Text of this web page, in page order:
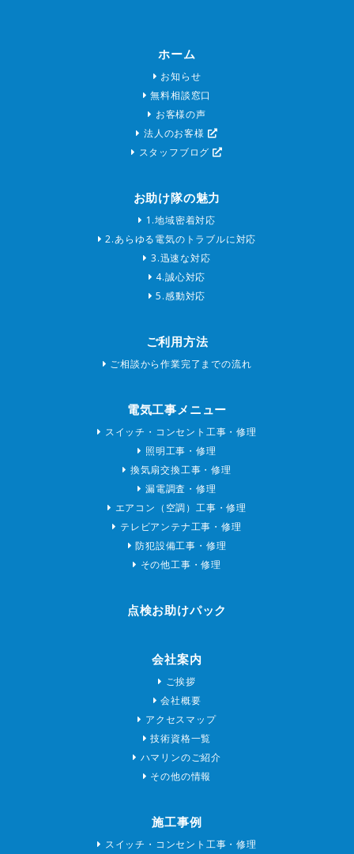
ホーム
お知らせ
無料相談窓口
お客様の声
法人のお客様
スタッフブログ
お助け隊の魅力
1.地域密着対応
2.あらゆる電気のトラブルに対応
3.迅速な対応
4.誠心対応
5.感動対応
ご利用方法
ご相談から作業完了までの流れ
電気工事メニュー
スイッチ・コンセント工事・修理
照明工事・修理
換気扇交換工事・修理
漏電調査・修理
エアコン（空調）工事・修理
テレビアンテナ工事・修理
防犯設備工事・修理
その他工事・修理
点検お助けパック
会社案内
ご挨拶
会社概要
アクセスマップ
技術資格一覧
ハマリンのご紹介
その他の情報
施工事例
スイッチ・コンセント工事・修理